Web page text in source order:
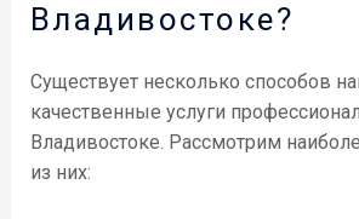
Владивостоке?
Существует несколько способов
качественные услуги
Владивостоке. Рассмотрим
из них: